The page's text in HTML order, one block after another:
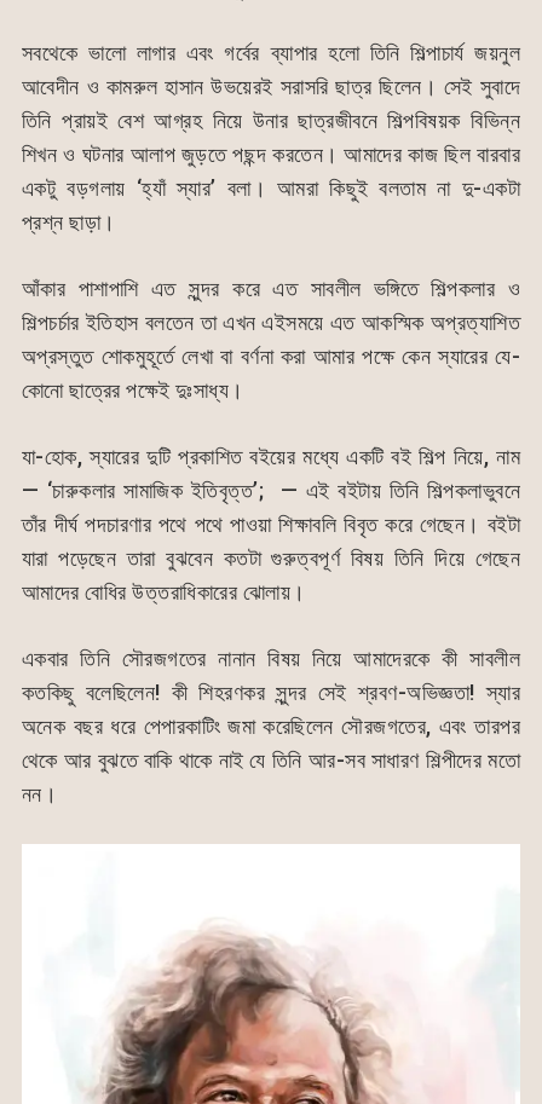
সবথেকে ভালো লাগার এবং গর্বের ব্যাপার হলো তিনি শিল্পাচার্য জয়নুল
আবেদীন ও কামরুল হাসান উভয়েরই সরাসরি ছাত্র ছিলেন। সেই সুবাদে
তিনি প্রায়ই বেশ আগ্রহ নিয়ে উনার ছাত্রজীবনে শিল্পবিষয়ক বিভিন্ন
শিখন ও ঘটনার আলাপ জুড়তে পছন্দ করতেন। আমাদের কাজ ছিল বারবার
একটু বড়গলায় ‘হ্যাঁ স্যার’ বলা। আমরা কিছুই বলতাম না দু-একটা
প্রশ্ন ছাড়া।
আঁকার পাশাপাশি এত সুন্দর করে এত সাবলীল ভঙ্গিতে শিল্পকলার ও
শিল্পচর্চার ইতিহাস বলতেন তা এখন এইসময়ে এত আকস্মিক অপ্রত্যাশিত
অপ্রস্তুত শোকমুহূর্তে লেখা বা বর্ণনা করা আমার পক্ষে কেন স্যারের যে-
কোনো ছাত্রের পক্ষেই দুঃসাধ্য।
যা-হোক, স্যারের দুটি প্রকাশিত বইয়ের মধ্যে একটি বই শিল্প নিয়ে, নাম
— ‘চারুকলার সামাজিক ইতিবৃত্ত’; — এই বইটায় তিনি শিল্পকলাভুবনে
তাঁর দীর্ঘ পদচারণার পথে পথে পাওয়া শিক্ষাবলি বিবৃত করে গেছেন। বইটা
যারা পড়েছেন তারা বুঝবেন কতটা গুরুত্বপূর্ণ বিষয় তিনি দিয়ে গেছেন
আমাদের বোধির উত্তরাধিকারের ঝোলায়।
একবার তিনি সৌরজগতের নানান বিষয় নিয়ে আমাদেরকে কী সাবলীল
কতকিছু বলেছিলেন! কী শিহরণকর সুন্দর সেই শ্রবণ-অভিজ্ঞতা! স্যার
অনেক বছর ধরে পেপারকাটিং জমা করেছিলেন সৌরজগতের, এবং তারপর
থেকে আর বুঝতে বাকি থাকে নাই যে তিনি আর-সব সাধারণ শিল্পীদের মতো
নন।